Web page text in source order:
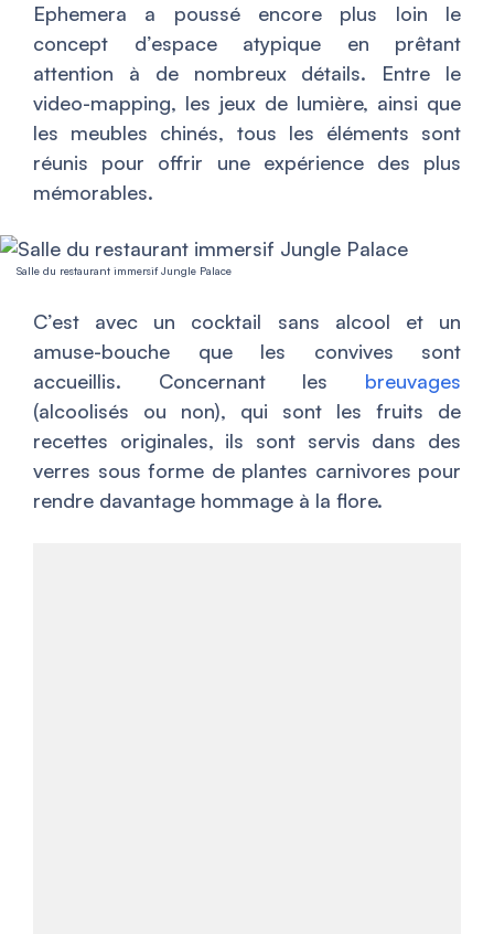
Ephemera a poussé encore plus loin le
concept d’espace atypique en prêtant
attention à de nombreux détails. Entre le
video-mapping, les jeux de lumière, ainsi que
les meubles chinés, tous les éléments sont
réunis pour offrir une expérience des plus
mémorables.
Salle du restaurant immersif Jungle Palace
C’est avec un cocktail sans alcool et un
amuse-bouche que les convives sont
accueillis. Concernant les breuvages
(alcoolisés ou non), qui sont les fruits de
recettes originales, ils sont servis dans des
verres sous forme de plantes carnivores pour
rendre davantage hommage à la flore.